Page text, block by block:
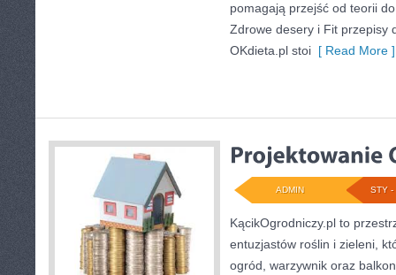
pomagają przejść od teorii
Zdrowe desery i Fit przepisy
OKdieta.pl stoi [ Read More ]
STY -
ADMIN
KącikOgrodniczy.pl to
entuzjastów roślin i zieleni,
ogród, warzywnik oraz